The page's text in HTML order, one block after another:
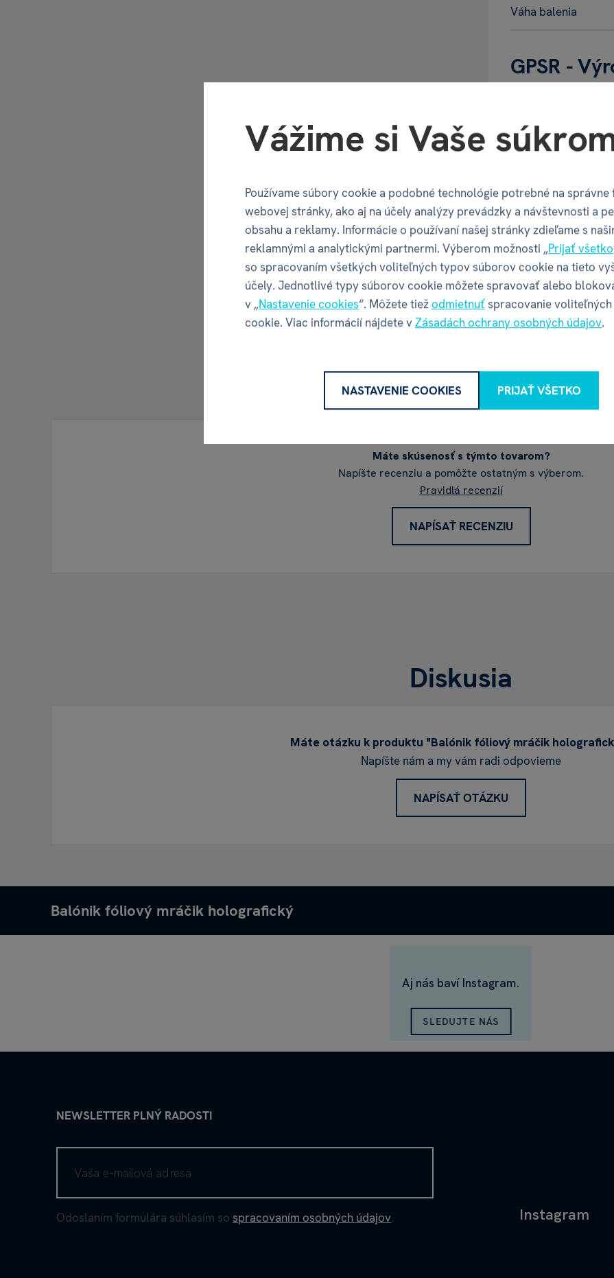
Váha balenia
GPSR -
Adresa
Kontakt
Web
Recenzia
Máte skúsenosť s týmto tovarom?
Napíšte recenziu a pomôžte ostatným s výberom.
Pravidlá recenzií
NAPÍSAŤ RECENZIU
Diskusia
Máte otázku k produktu "Balónik fóliový mráčik
Napíšte nám a my vám radi odpovieme
NAPÍSAŤ OTÁZKU
Balónik fóliový mráčik holografický
Aj nás baví Instagram.
SLEDUJTE NÁS
NEWSLETTER PLNÝ RADOSTI
Odoslaním formulára súhlasím so spracovaním osobných údajov. Instagram
Vážime si Vaše
Používame súbory cookie a podobné technológie potrebné na správne
webovej stránky, ako aj na účely analýzy prevádzky a návštevnosti a
obsahu a reklamy. Informácie o používaní našej stránky zdieľame s
reklamnými a analytickými partnermi. Výberom možnosti „Prijať všetko
so spracovaním všetkých voliteľných typov súborov cookie na tieto
účely. Jednotlivé typy súborov cookie môžete spravovať alebo
v „Nastavenie cookies“. Môžete tiežodmietnuťspracovanie
cookie. Viac informácií nájdete vZásadách ochrany osobných údajov.
NASTAVENIE COOKIES PRIJAŤ VŠETKO